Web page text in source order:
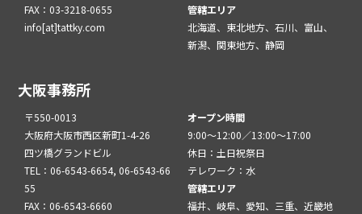
FAX：03-3218-0655
info[at]tattky.com
管轄エリア
北海道、東北地方、石川、富山、
新潟、関東地方、静岡
大阪事務所
〒550-0013
大阪府大阪市西区新町1-4-26
四ツ橋グランドビル
TEL：06-6543-6654, 06-6543-66
55
FAX：06-6543-6660
オープン時間
9:00～12:00／13:00～17:00
休日：土日祝祭日
テレワーク：水
管轄エリア
福井、岐阜、愛知、三重、近畿地